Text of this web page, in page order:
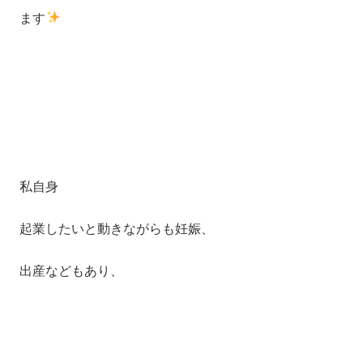
ます
私自身
起業したいと動きながらも妊娠、
出産などもあり、